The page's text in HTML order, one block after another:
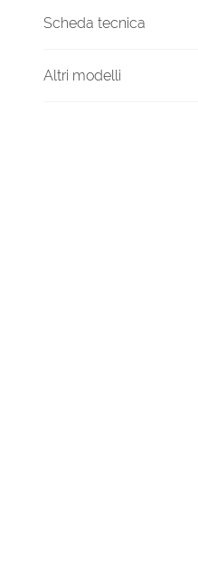
Scheda tecnica
Altri modelli